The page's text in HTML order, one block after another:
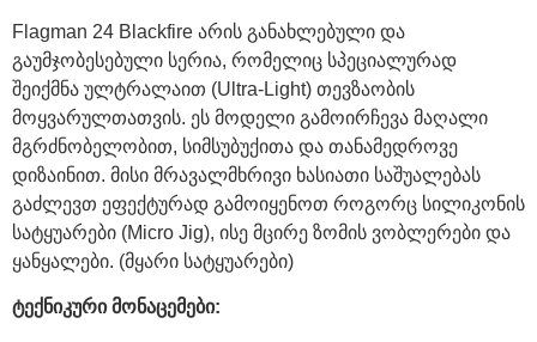
Flagman 24 Blackfire არის განახლებული და
გაუმჯობესებული სერია, რომელიც სპეციალურად
შეიქმნა ულტრალაით (Ultra-Light) თევზაობის
მოყვარულთათვის. ეს მოდელი გამოირჩევა მაღალი
მგრძნობელობით, სიმსუბუქითა და თანამედროვე
დიზაინით. მისი მრავალმხრივი ხასიათი საშუალებას
გაძლევთ ეფექტურად გამოიყენოთ როგორც სილიკონის
სატყუარები (Micro Jig), ისე მცირე ზომის ვობლერები და
ყანყალები. (მყარი სატყუარები)
ტექნიკური მონაცემები: